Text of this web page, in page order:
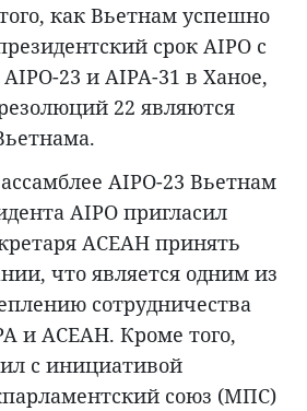
как Вьетнам успешно
срок AIPO с
AIPO-23 и AIPA-31 в Ханое,
22 являются
AIPO-23 Вьетнам
AIPO пригласил
АСЕАН принять
что является одним из
сотрудничества
и АСЕАН. Кроме того,
с инициативой
союз (МПС)